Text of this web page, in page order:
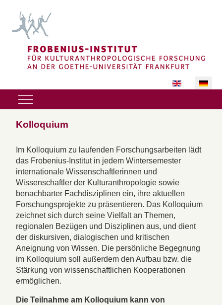
Sprache
Mobile Menu Toggle
Kolloquium
Im Kolloquium zu laufenden Forschungsarbeiten lädt
das Frobenius-Institut in jedem Wintersemester
internationale Wissenschaftlerinnen und
Wissenschaftler der Kulturanthropologie sowie
benachbarter Fachdisziplinen ein, ihre aktuellen
Forschungsprojekte zu präsentieren. Das Kolloquium
zeichnet sich durch seine Vielfalt an Themen,
regionalen Bezügen und Disziplinen aus, und dient
der diskursiven, dialogischen und kritischen
Aneignung von Wissen. Die persönliche Begegnung
im Kolloquium soll außerdem den Aufbau bzw. die
Stärkung von wissenschaftlichen Kooperationen
ermöglichen.
Die Teilnahme am Kolloquium kann von